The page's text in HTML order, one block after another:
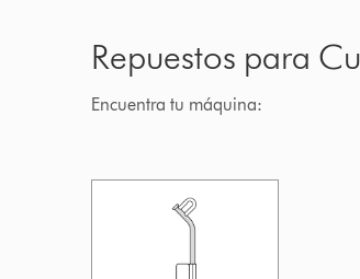
Repuestos para
Encuentra tu máquina: